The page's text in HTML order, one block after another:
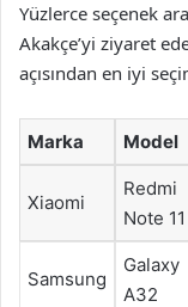
Yüzlerce seçenek
Akakçe’yi ziyaret
açısından en iyi
Marka Model
Xiaomi
Redmi
Note 11
Samsung
Galaxy
A32